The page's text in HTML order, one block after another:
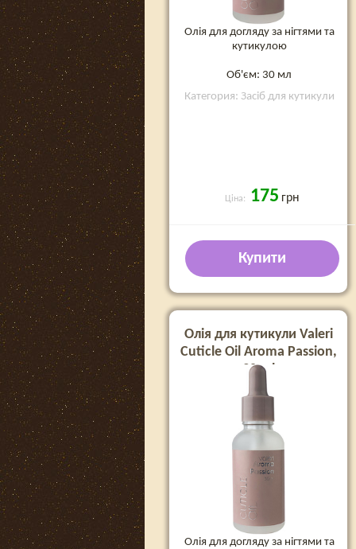
Олія для догляду за нігтями та
кутикулою
Об'єм: 30 мл
Категория: Засіб для кутикули
Ціна: 175 грн
Купити
Олія для кутикули Valeri
Cuticle Oil Aroma Passion,
30 ml
Олія для догляду за нігтями та